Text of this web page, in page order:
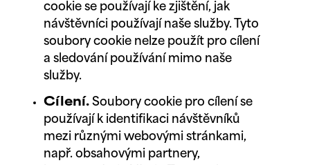
cookie se používají ke zjištění, jak
návštěvníci používají naše služby. Tyto
soubory cookie nelze použít pro cílení
a sledování používání mimo naše
služby.
Cílení.Soubory cookie pro cílení se
používají k identifikaci návštěvníků
mezi různými webovými stránkami,
např. obsahovými partnery,